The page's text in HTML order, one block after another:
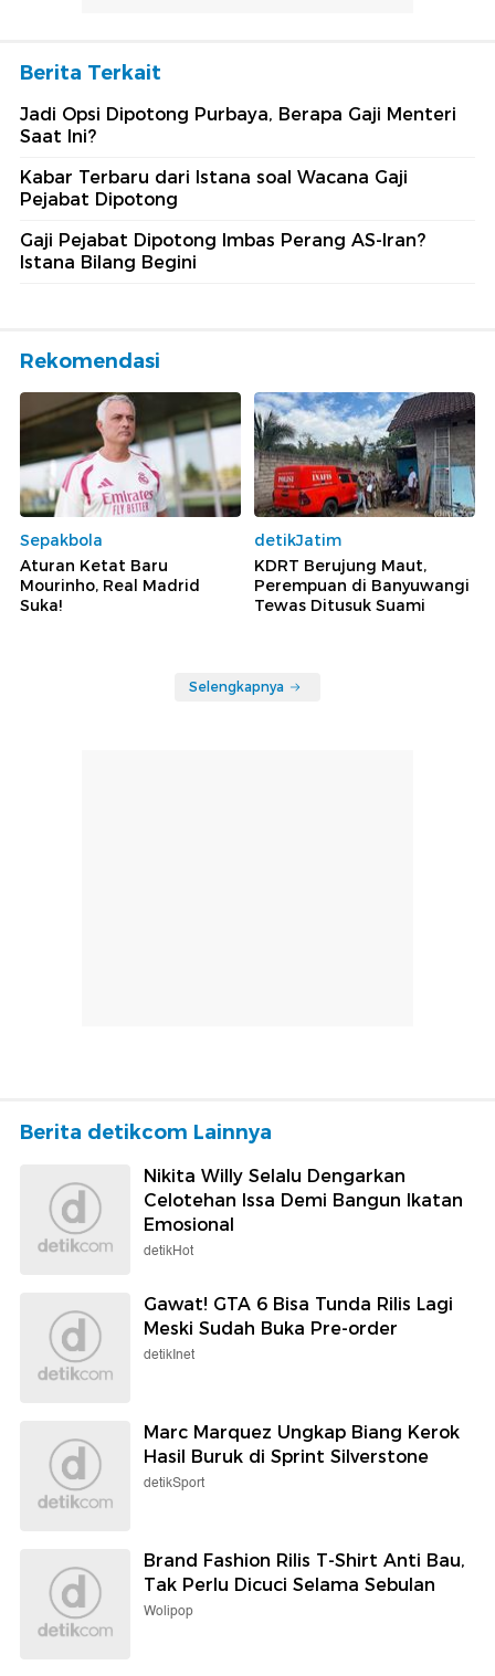
Berita Terkait
Jadi Opsi Dipotong Purbaya, Berapa Gaji Menteri
Saat Ini?
Kabar Terbaru dari Istana soal Wacana Gaji
Pejabat Dipotong
Gaji Pejabat Dipotong Imbas Perang AS-Iran?
Istana Bilang Begini
Rekomendasi
Sepakbola
Aturan Ketat Baru
Mourinho, Real Madrid
Suka!
detikJatim
KDRT Berujung Maut,
Perempuan di Banyuwangi
Tewas Ditusuk Suami
Selengkapnya
Berita detikcom Lainnya
Nikita Willy Selalu Dengarkan
Celotehan Issa Demi Bangun Ikatan
Emosional
detikHot
Gawat! GTA 6 Bisa Tunda Rilis Lagi
Meski Sudah Buka Pre-order
detikInet
Marc Marquez Ungkap Biang Kerok
Hasil Buruk di Sprint Silverstone
detikSport
Brand Fashion Rilis T-Shirt Anti Bau,
Tak Perlu Dicuci Selama Sebulan
Wolipop